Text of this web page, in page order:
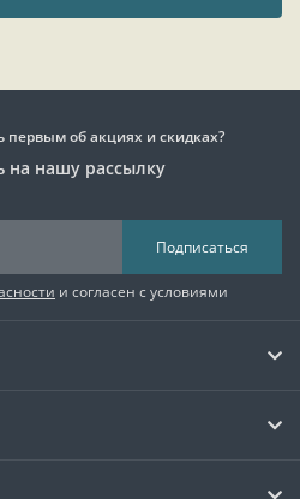
первым об акциях и скидках?
на нашу рассылку
Подписаться
и согласен с условиями